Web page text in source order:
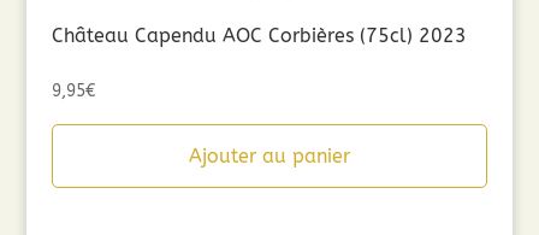
Château Capendu AOC Corbières (75cl) 2023
9,95€
Ajouter au panier